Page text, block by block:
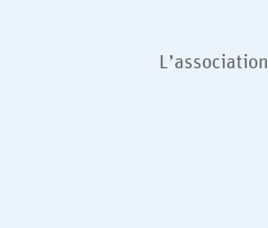
L’association